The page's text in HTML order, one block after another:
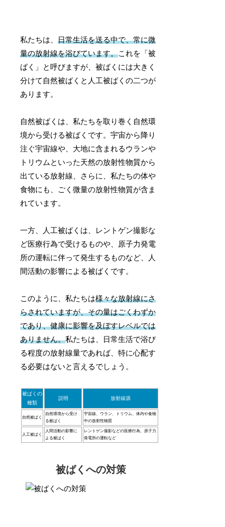
私たちは、日常生活を送る中で、常に微
量の放射線を浴びています。これを「被
ばく」と呼びますが、被ばくには大きく
分けて自然被ばくと人工被ばくの二つが
あります。
自然被ばくは、私たちを取り巻く自然環
境から受ける被ばくです。宇宙から降り
注ぐ宇宙線や、大地に含まれるウランや
トリウムといった天然の放射性物質から
出ている放射線、さらに、私たちの体や
食物にも、ごく微量の放射性物質が含ま
れています。
一方、人工被ばくは、レントゲン撮影な
ど医療行為で受けるものや、原子力発電
所の運転に伴って発生するものなど、人
間活動の影響による被ばくです。
このように、私たちは様々な放射線にさ
らされていますが、その量はごくわずか
であり、健康に影響を及ぼすレベルでは
ありません。私たちは、日常生活で浴び
る程度の放射線量であれば、特に心配す
る必要はないと言えるでしょう。
被ばくの
種類
説明 放射線源
自然被ばく
自然環境から受け
る被ばく
宇宙線、ウラン、トリウム、体内や食物
中の放射性物質
人工被ばく
人間活動の影響に
よる被ばく
レントゲン撮影などの医療行為、原子力
発電所の運転など
被ばくへの対策